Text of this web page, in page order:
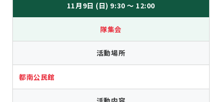
11月9日 (日) 9:30 ～ 12:00
隊集会
活動場所
都南公民館